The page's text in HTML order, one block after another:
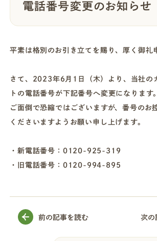
ギフトを贈る
お知らせ
店舗一覧
電話番号変更のお知らせ
平素は格別のお引き立てを賜り、厚く御礼
さて、2023年6月1日（木）より、当社の
トの電話番号が下記番号へ変更になります。
ご面倒で恐縮ではございますが、番号のお
くださいますようお願い申し上げます。
・新電話番号：0120-925-319
・旧電話番号：0120-994-895
前の記事を読む 次の